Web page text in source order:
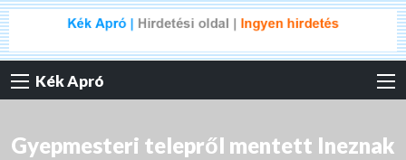
Kék Apró
Gyepmesteri telepről mentett Ineznak